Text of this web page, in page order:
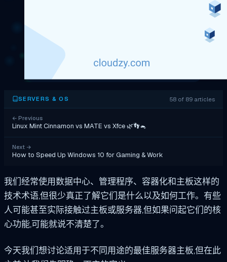
SERVERS & OS 58 of 89 articles
← Previous
Linux Mint Cinnamon vs MATE vs Xfce 🌿👣🐁
Next →
How to Speed Up Windows 10 for Gaming & Work
我们经常使用数据中心、管理程序、容器化和主板这样的
技术术语,但很少真正了解它们是什么以及如何工作。有些
人可能甚至实际接触过主板或服务器,但如果问起它们的核
心功能,可能就说不清楚了。
今天我们想讨论适用于不同用途的最佳服务器主板,但在此